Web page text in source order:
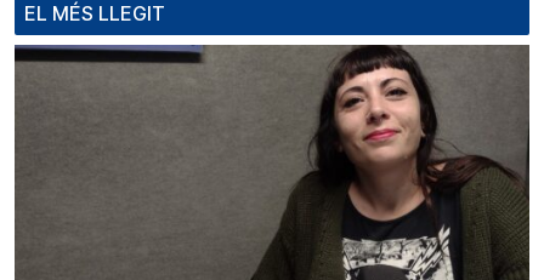
EL MÉS LLEGIT